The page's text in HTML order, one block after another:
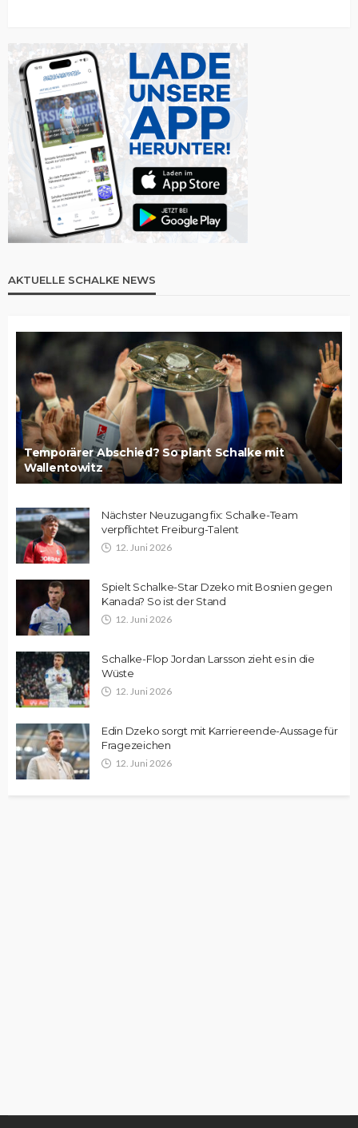
AKTUELLE SCHALKE NEWS
Temporärer Abschied? So plant Schalke mit
Wallentowitz
Nächster Neuzugang fix: Schalke-Team
verpflichtet Freiburg-Talent
12. Juni 2026
Spielt Schalke-Star Dzeko mit Bosnien gegen
Kanada? So ist der Stand
12. Juni 2026
Schalke-Flop Jordan Larsson zieht es in die
Wüste
12. Juni 2026
Edin Dzeko sorgt mit Karriereende-Aussage für
Fragezeichen
12. Juni 2026